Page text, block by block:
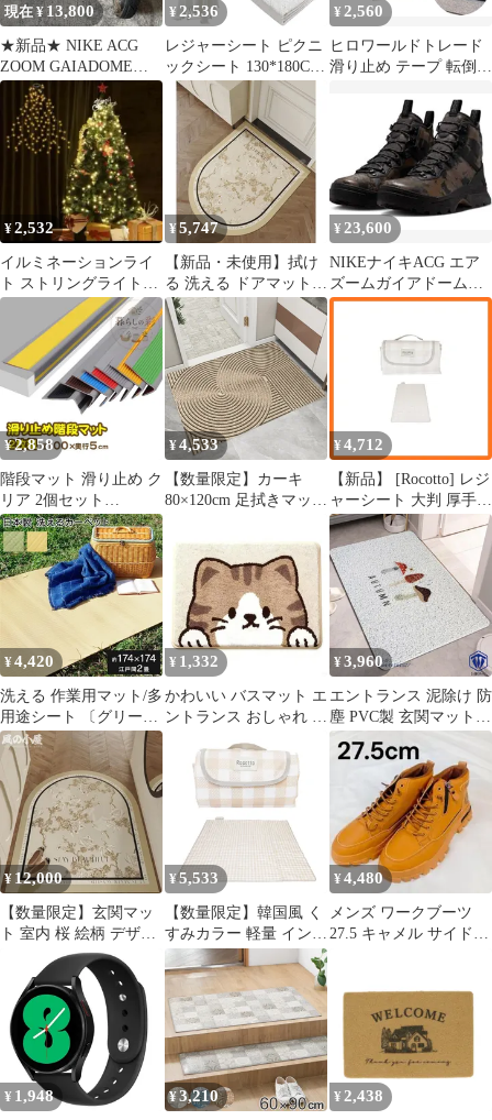
現在 ¥ 13,800
★新品★ NIKE ACG
ZOOM GAIADOME
GTX SE 25
¥2,536
レジャーシート ピクニ
ックシート 130*180CM
1～4人用 ピクニックマ
ット 薄型 おしゃれ 折
りたたみ ピクニック・
ブランケット ピクニッ
クラグ 大判 布 無地 軽
量 携帯便利 ラグ アウ
トドア キャンプ用品 屋
外 遠足 A-112
¥ 2,560
ヒロワールドトレード
滑り止め テープ 転倒防
タイル 床 黒色 100mm
× 10m 屋外 階段 幅 防
水 (黒色10cm*10m) [黒
色10cm×10m]
¥2,532
イルミネーションライ
ト ストリングライトド
レープライト リモコン
付き 防雨仕様
¥5,747
【新品・未使用】拭け
る 洗える ドアマット
玄関マット 室内 桜 絵
柄 デザイン 屋外 お手
入れ簡単 おしゃれ アー
チ型 防水 耐油性 エレ
ガント インテリア
¥ 23,600
NIKEナイキACG エア
ズームガイアドーム
GORE-TEX GTX 28cm
¥2,858
階段マット 滑り止め ク
リア 2個セット
100×5×2.5cm滑り止め
階段 エッジ段鼻滑り 止
め階段、PVC接着剤安
全テープ階段ステップ
滑り止めストリップ幼
稚園 映画館 病院用滑り
止めグリップ 学校 屋内
屋外 階段 タイル床 長
1m
¥4,533
【数量限定】カーキ
80×120cm 足拭きマット
関マット業務用玄関マ
ット 玄関外マット おし
ゃれ 風水 マット 玄関
pvc 水洗い お手入れ簡
単 水や日差しに強く 砂
落とし 泥 屋外 室内 北
欧 玄関マット
¥4,712
【新品】 [Rocotto] レジ
ャーシート 大判 厚手
150x200 ピクニックシ
ート 防水 軽量 韓国風
くすみカラー インスタ
映え アウトドア 折りた
たみ キャンプ 洗える
(チェックオートミー
ル) 1
¥4,420
洗える 作業用マット/多
用途シート 〔グリーン
江戸間2畳 約
174×174cm〕 日本製
〔アウトドア レジャー
園芸 リビング〕
¥ 1,332
かわいい バスマット エ
ントランス おしゃれ 家
内 室内 大判 屋外 バス
大きめ 玄関マット
40x60cm
¥3,960
エントランス 泥除け 防
塵 PVC製 玄関マット
屋外用 家庭用 ドアマッ
ト ガーデン ベランダ
滑りにくい ラグマット
おしゃれ 耐磨耗性 フロ
アマット 泥落とし
ant4y161927
¥ 12,000
【数量限定】玄関マッ
ト 室内 桜 絵柄 デザイ
ン ドアマット 屋外 拭
ける 洗える お手入れ簡
単 おしゃれ アーチ型
防水 耐油性 エレガント
インテリア
¥5,533
【数量限定】韓国風 く
すみカラー 軽量 インス
タ映え 防水 アウトドア
ピクニックシート 折り
たたみ キャンプ
200x200 洗える 大判
(チェックモカ レジャ
ーシート 200×200cm)
¥4,480
メンズ ワークブーツ
27.5 キャメル サイドジ
¥ 1,948 ¥3,210 ¥ 2,438